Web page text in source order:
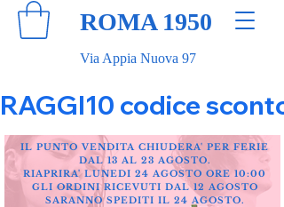
Via Appia Nuova 97
ROMA 1950
RAGGI10 codice
IL PUNTO VENDITA CHIUDERA' PER FERIE
DAL 13 AL 23 AGOSTO.
RIAPRIRA' LUNEDI 24 AGOSTO ORE 10:00
GLI ORDINI RICEVUTI DAL 12 AGOSTO
SARANNO SPEDITI IL 24 AGOSTO.